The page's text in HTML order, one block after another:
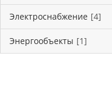
Электроснабжение [4]
Энергообъекты [1]